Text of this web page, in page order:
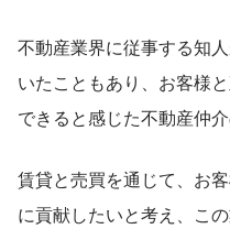
不動産業界に従事する知
いたこともあり、お客様
できると感じた不動産仲
賃貸と売買を通じて、お
に貢献したいと考え、こ